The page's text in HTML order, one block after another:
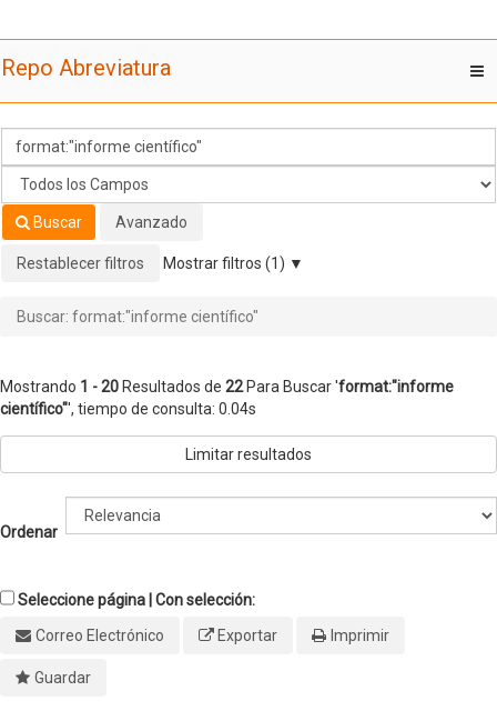
científico"'
Repo Abreviatura
Buscar Avanzado
Restablecer filtros Mostrar filtros (1)
Buscar: format:"informe científico"
Mostrando 1 - 20 Resultados de 22Para Buscar 'format:"informe
científico"', tiempo de consulta: 0.04s
Limitar resultados
Ordenar
Seleccione página | Con selección:
Correo Electrónico
Exportar Imprimir
Guardar